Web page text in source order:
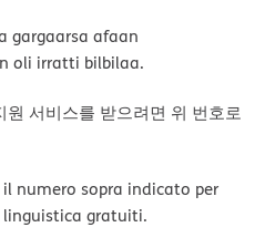
gargaarsa afaan
oli irratti bilbilaa.
원 서비스를 받으려면 위 번호로
numero sopra indicato per
linguistica gratuiti.